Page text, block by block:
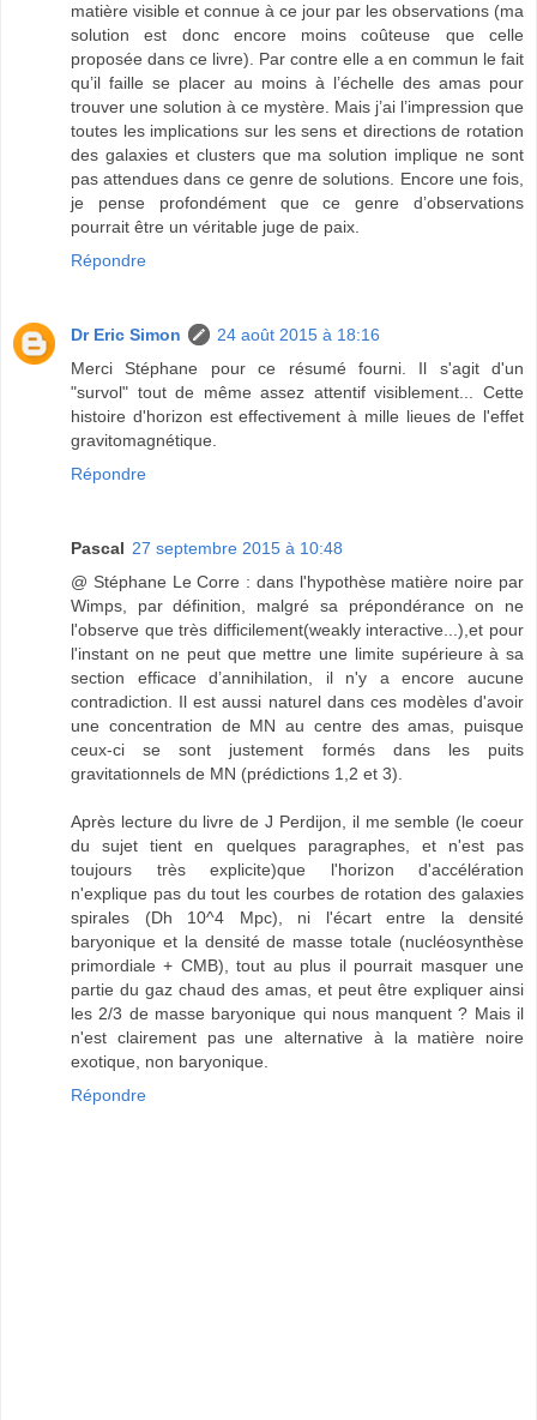
matière visible et connue à ce jour par les observations (ma
solution est donc encore moins coûteuse que celle
proposée dans ce livre). Par contre elle a en commun le fait
qu’il faille se placer au moins à l’échelle des amas pour
trouver une solution à ce mystère. Mais j’ai l’impression que
toutes les implications sur les sens et directions de rotation
des galaxies et clusters que ma solution implique ne sont
pas attendues dans ce genre de solutions. Encore une fois,
je pense profondément que ce genre d’observations
pourrait être un véritable juge de paix.
Répondre
Dr Eric Simon
24 août 2015 à 18:16
Merci Stéphane pour ce résumé fourni. Il s'agit d'un
"survol" tout de même assez attentif visiblement... Cette
histoire d'horizon est effectivement à mille lieues de l'effet
gravitomagnétique.
Répondre
Pascal 27 septembre 2015 à 10:48
@ Stéphane Le Corre : dans l'hypothèse matière noire par
Wimps, par définition, malgré sa prépondérance on ne
l'observe que très difficilement(weakly interactive...),et pour
l'instant on ne peut que mettre une limite supérieure à sa
section efficace d’annihilation, il n'y a encore aucune
contradiction. Il est aussi naturel dans ces modèles d'avoir
une concentration de MN au centre des amas, puisque
ceux-ci se sont justement formés dans les puits
gravitationnels de MN (prédictions 1,2 et 3).
Après lecture du livre de J Perdijon, il me semble (le coeur
du sujet tient en quelques paragraphes, et n'est pas
toujours très explicite)que l'horizon d'accélération
n'explique pas du tout les courbes de rotation des galaxies
spirales (Dh 10^4 Mpc), ni l'écart entre la densité
baryonique et la densité de masse totale (nucléosynthèse
primordiale + CMB), tout au plus il pourrait masquer une
partie du gaz chaud des amas, et peut être expliquer ainsi
les 2/3 de masse baryonique qui nous manquent ? Mais il
n'est clairement pas une alternative à la matière noire
exotique, non baryonique.
Répondre